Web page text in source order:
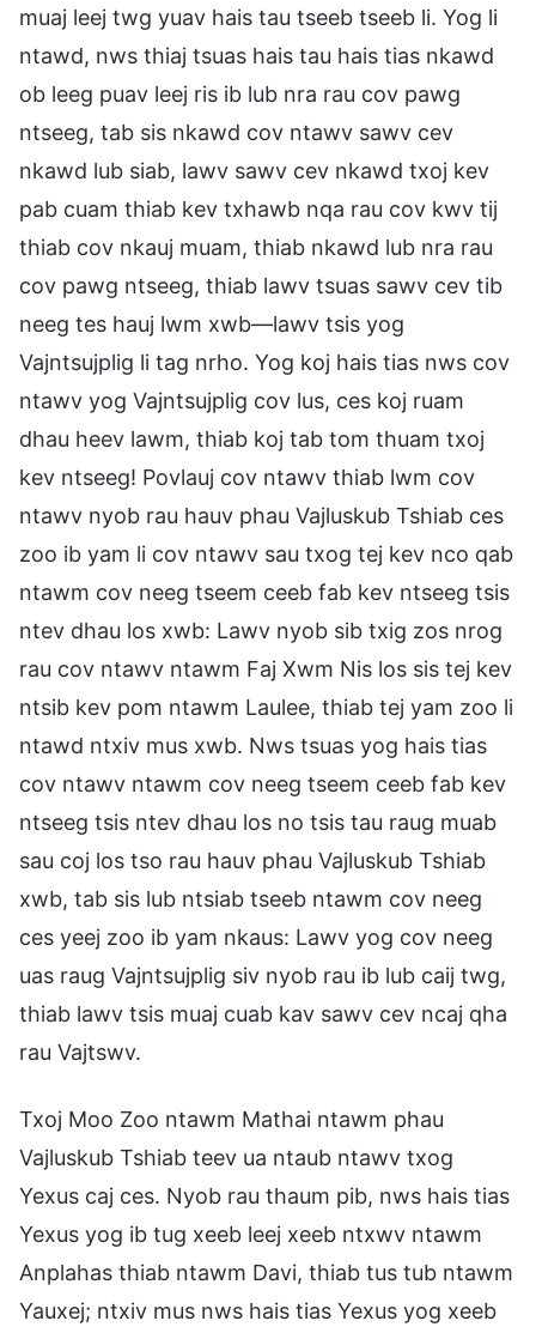
muaj leej twg yuav hais tau tseeb tseeb li. Yog li
ntawd, nws thiaj tsuas hais tau hais tias nkawd
ob leeg puav leej ris ib lub nra rau cov pawg
ntseeg, tab sis nkawd cov ntawv sawv cev
nkawd lub siab, lawv sawv cev nkawd txoj kev
pab cuam thiab kev txhawb nqa rau cov kwv tij
thiab cov nkauj muam, thiab nkawd lub nra rau
cov pawg ntseeg, thiab lawv tsuas sawv cev tib
neeg tes hauj lwm xwb—lawv tsis yog
Vajntsujplig li tag nrho. Yog koj hais tias nws cov
ntawv yog Vajntsujplig cov lus, ces koj ruam
dhau heev lawm, thiab koj tab tom thuam txoj
kev ntseeg! Povlauj cov ntawv thiab lwm cov
ntawv nyob rau hauv phau Vajluskub Tshiab ces
zoo ib yam li cov ntawv sau txog tej kev nco qab
ntawm cov neeg tseem ceeb fab kev ntseeg tsis
ntev dhau los xwb: Lawv nyob sib txig zos nrog
rau cov ntawv ntawm Faj Xwm Nis los sis tej kev
ntsib kev pom ntawm Laulee, thiab tej yam zoo li
ntawd ntxiv mus xwb. Nws tsuas yog hais tias
cov ntawv ntawm cov neeg tseem ceeb fab kev
ntseeg tsis ntev dhau los no tsis tau raug muab
sau coj los tso rau hauv phau Vajluskub Tshiab
xwb, tab sis lub ntsiab tseeb ntawm cov neeg
ces yeej zoo ib yam nkaus: Lawv yog cov neeg
uas raug Vajntsujplig siv nyob rau ib lub caij twg,
thiab lawv tsis muaj cuab kav sawv cev ncaj qha
rau Vajtswv.
Txoj Moo Zoo ntawm Mathai ntawm phau
Vajluskub Tshiab teev ua ntaub ntawv txog
Yexus caj ces. Nyob rau thaum pib, nws hais tias
Yexus yog ib tug xeeb leej xeeb ntxwv ntawm
Anplahas thiab ntawm Davi, thiab tus tub ntawm
Yauxej; ntxiv mus nws hais tias Yexus yog xeeb